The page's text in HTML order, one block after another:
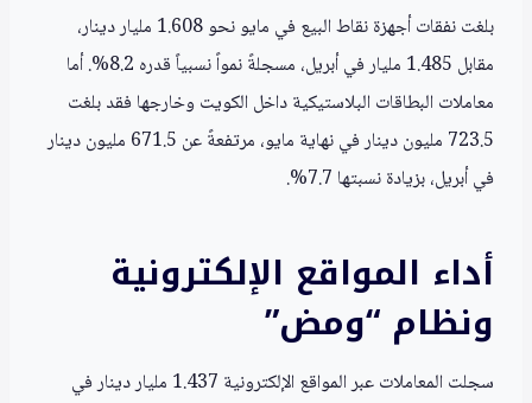
بلغت نفقات أجهزة نقاط البيع في مايو نحو 1.608 مليار دينار،
مقابل 1.485 مليار في أبريل، مسجلةً نمواً نسبياً قدره 8.2%. أما
معاملات البطاقات البلاستيكية داخل الكويت وخارجها فقد بلغت
723.5 مليون دينار في نهاية مايو، مرتفعةً عن 671.5 مليون دينار
في أبريل، بزيادة نسبتها 7.7%.
أداء المواقع الإلكترونية
ونظام “ومض”
سجلت المعاملات عبر المواقع الإلكترونية 1.437 مليار دينار في